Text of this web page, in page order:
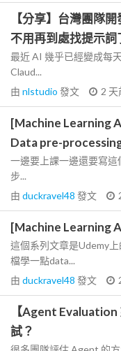
【分享】台灣團隊
不用再到處找提示詞
最近 AI 幾乎已經變成每
Claud...
由 nlstudio 發文 2 天
[Machine Learning
Data pre-
一邊要上課一邊還要寫
步...
由 duckravel48 發文
[Machine Learning
這個系列文章是Udemy
檔學一點data...
由 duckravel48 發文
【Agent
試？